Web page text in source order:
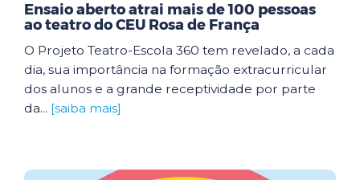
Ensaio aberto atrai mais de 100 pessoas
ao teatro do CEU Rosa de França
O Projeto Teatro-Escola 360 tem revelado, a cada
dia, sua importância na formação extracurricular
dos alunos e a grande receptividade por parte
da... [saiba mais]